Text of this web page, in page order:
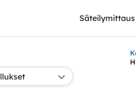
Säteilymittaus